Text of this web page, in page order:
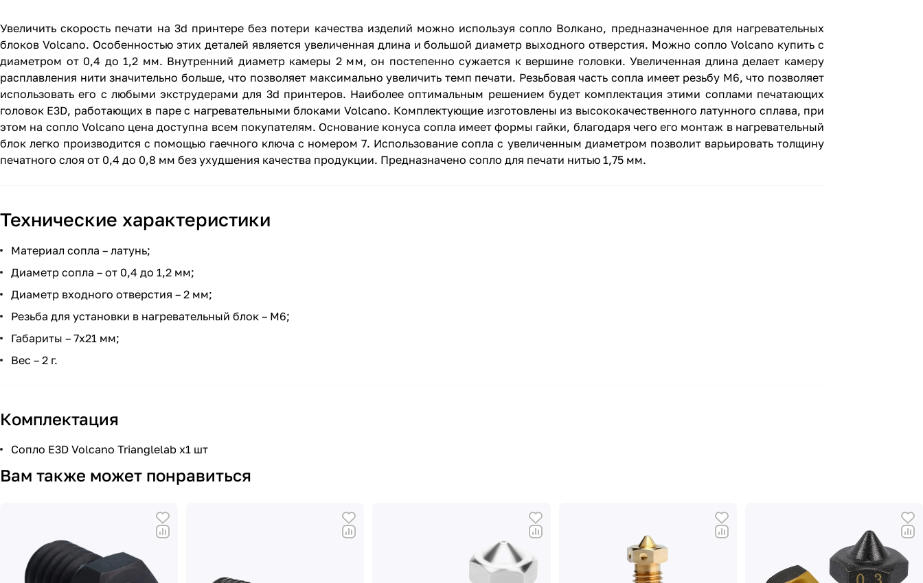
Увеличить скорость печати на 3d принтере без потери качества изделий можно используя сопло Волкано, предназначенное для нагревательных
блоков Volcano. Особенностью этих деталей является увеличенная длина и большой диаметр выходного отверстия. Можно сопло Volcano купить с
диаметром от 0,4 до 1,2 мм. Внутренний диаметр камеры 2 мм, он постепенно сужается к вершине головки. Увеличенная длина делает камеру
расплавления нити значительно больше, что позволяет максимально увеличить темп печати. Резьбовая часть сопла имеет резьбу М6, что позволяет
использовать его с любыми экструдерами для 3d принтеров. Наиболее оптимальным решением будет комплектация этими соплами печатающих
головок E3D, работающих в паре с нагревательными блоками Volcano. Комплектующие изготовлены из высококачественного латунного сплава, при
этом на сопло Volcano цена доступна всем покупателям. Основание конуса сопла имеет формы гайки, благодаря чего его монтаж в нагревательный
блок легко производится с помощью гаечного ключа с номером 7. Использование сопла с увеличенным диаметром позволит варьировать толщину
печатного слоя от 0,4 до 0,8 мм без ухудшения качества продукции. Предназначено сопло для печати нитью 1,75 мм.
Технические характеристики
Материал сопла – латунь;
Диаметр сопла – от 0,4 до 1,2 мм;
Диаметр входного отверстия – 2 мм;
Резьба для установки в нагревательный блок – М6;
Габариты – 7х21 мм;
Вес – 2 г.
Комплектация
Сопло E3D Volcano Trianglelab x1 шт
Вам также может понравиться